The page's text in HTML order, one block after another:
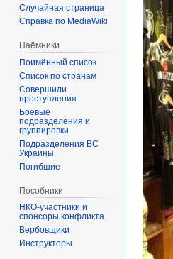
Случайная страница
Справка по MediaWiki
Наёмники
Поимённый список
Список по странам
Совершили
преступления
Боевые
подразделения и
группировки
Подразделения ВС
Украины
Погибшие
Пособники
спонсоры конфликта
‏‎Вербовщики
Инструкторы